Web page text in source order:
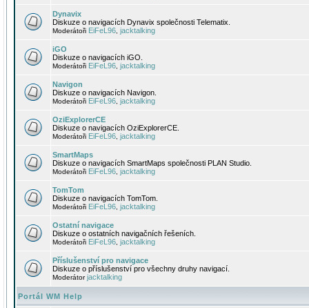
Dynavix
Diskuze o navigacích Dynavix společnosti Telematix.
Moderátoři EiFeL96 jacktalking
iGO
Diskuze o navigacích iGO.
Moderátoři EiFeL96 jacktalking
Navigon
Diskuze o navigacích Navigon.
Moderátoři EiFeL96 jacktalking
OziExplorerCE
Diskuze o navigacích OziExplorerCE.
Moderátoři EiFeL96 jacktalking
SmartMaps
Diskuze o navigacích SmartMaps společnosti PLAN Studio.
Moderátoři EiFeL96 jacktalking
TomTom
Diskuze o navigacích TomTom.
Moderátoři EiFeL96 jacktalking
Ostatní navigace
Diskuze o ostatních navigačních řešeních.
Moderátoři EiFeL96 jacktalking
Příslušenství pro navigace
Diskuze o příslušenství pro všechny druhy navigací.
Moderátorjacktalking
Portál WM Help